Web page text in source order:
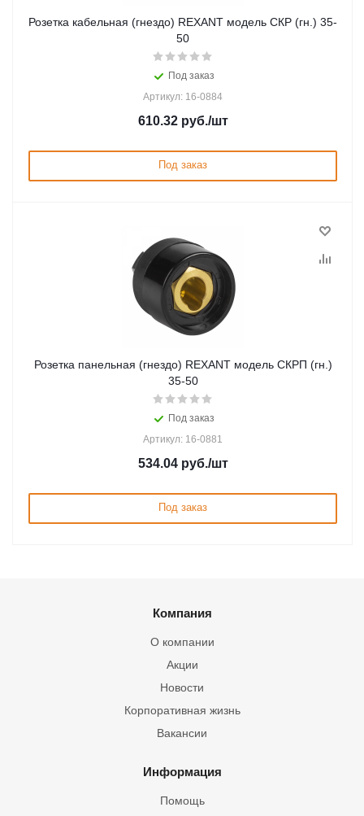
Розетка кабельная (гнездо) REXANT модель СКР (гн.) 35-
50
Под заказ
Артикул: 16-0884
610.32руб./шт
Под заказ
Розетка панельная (гнездо) REXANT модель СКРП (гн.)
35-50
Под заказ
Артикул: 16-0881
534.04руб./шт
Под заказ
Компания
О компании
Акции
Новости
Корпоративная жизнь
Вакансии
Информация
Помощь